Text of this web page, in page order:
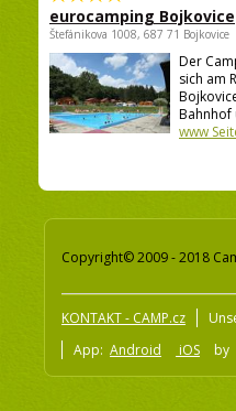
eurocamping Bojkovice
Štefánikova 1008, 687 71 Bojkovice
Der
sich am
Bahnhof
www
Copyright© 2009 - 2018
KONTAKT - CAMP.cz
App: Android iOS by